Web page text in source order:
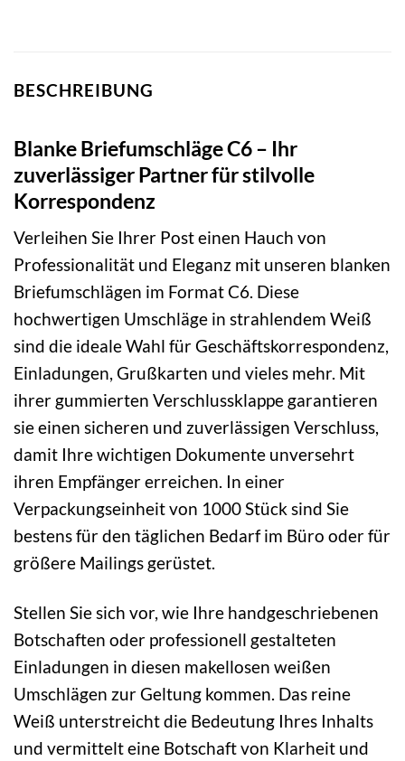
BESCHREIBUNG
Blanke Briefumschläge C6 – Ihr
zuverlässiger Partner für stilvolle
Korrespondenz
Verleihen Sie Ihrer Post einen Hauch von
Professionalität und Eleganz mit unseren blanken
Briefumschlägen im Format C6. Diese
hochwertigen Umschläge in strahlendem Weiß
sind die ideale Wahl für Geschäftskorrespondenz,
Einladungen, Grußkarten und vieles mehr. Mit
ihrer gummierten Verschlussklappe garantieren
sie einen sicheren und zuverlässigen Verschluss,
damit Ihre wichtigen Dokumente unversehrt
ihren Empfänger erreichen. In einer
Verpackungseinheit von 1000 Stück sind Sie
bestens für den täglichen Bedarf im Büro oder für
größere Mailings gerüstet.
Stellen Sie sich vor, wie Ihre handgeschriebenen
Botschaften oder professionell gestalteten
Einladungen in diesen makellosen weißen
Umschlägen zur Geltung kommen. Das reine
Weiß unterstreicht die Bedeutung Ihres Inhalts
und vermittelt eine Botschaft von Klarheit und